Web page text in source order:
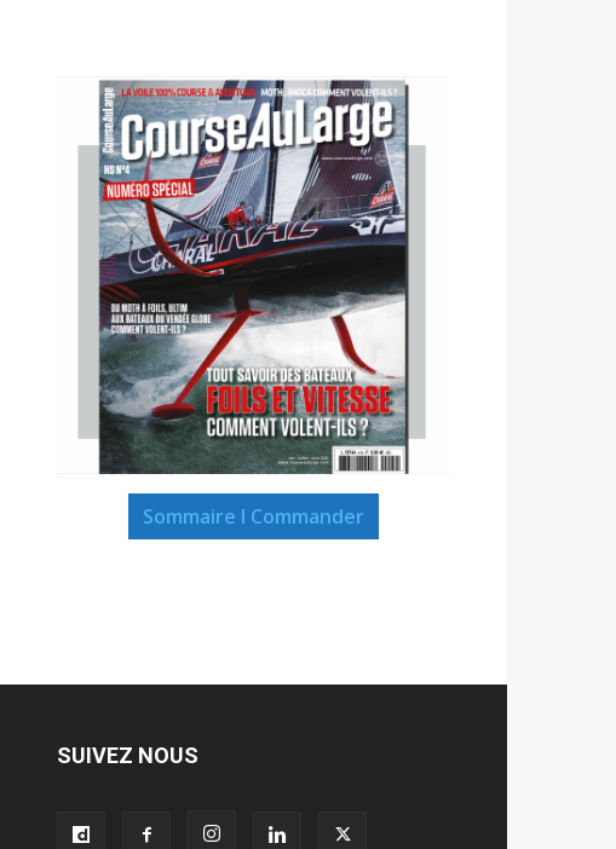
Sommaire I Commander
SUIVEZ NOUS